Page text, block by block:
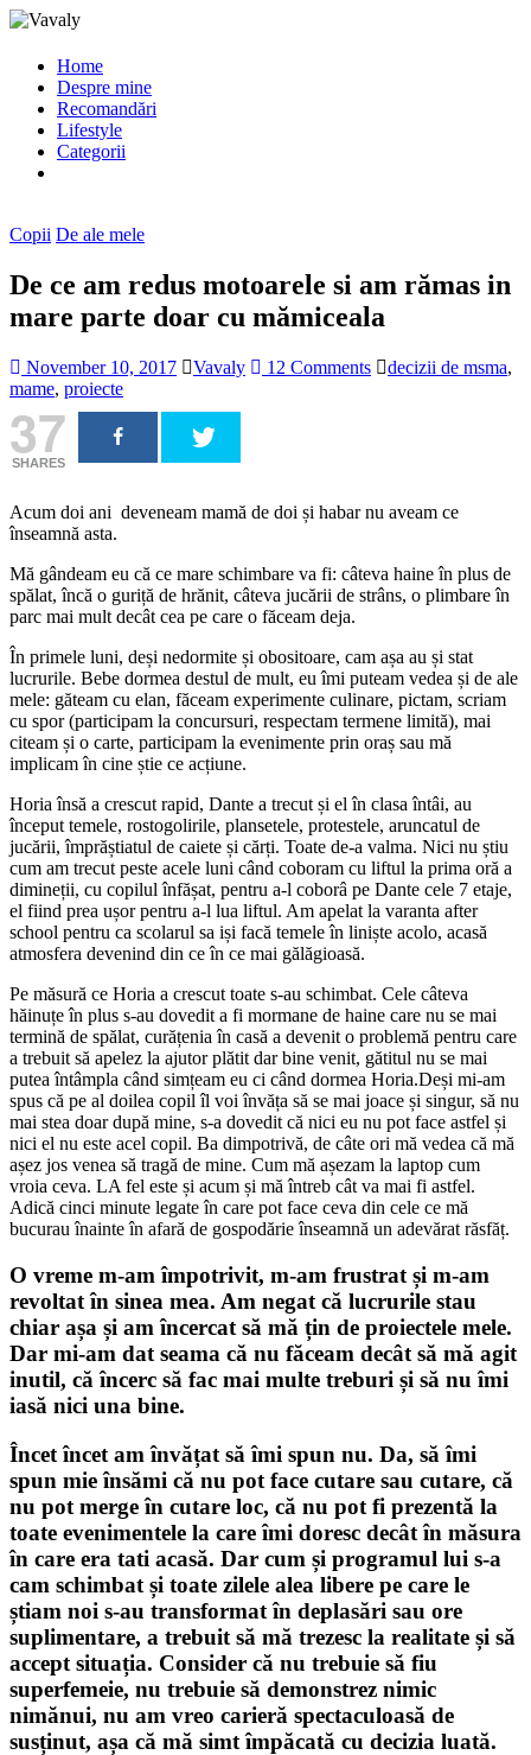
Home
Despre mine
Recomandări
Lifestyle
Categorii
Copii De ale mele
De ce am redus motoarele si am rămas in
mare parte doar cu mămiceala
November 10, 2017 Vavaly 12 Comments decizii de msma,
mame, proiecte
37
SHARES
Acum doi ani deveneam mamă de doi și habar nu aveam ce
înseamnă asta.
Mă gândeam eu că ce mare schimbare va fi: câteva haine în plus de
spălat, încă o guriță de hrănit, câteva jucării de strâns, o plimbare în
parc mai mult decât cea pe care o făceam deja.
În primele luni, deși nedormite și obositoare, cam așa au și stat
lucrurile. Bebe dormea destul de mult, eu îmi puteam vedea și de ale
mele: găteam cu elan, făceam experimente culinare, pictam, scriam
cu spor (participam la concursuri, respectam termene limită), mai
citeam și o carte, participam la evenimente prin oraș sau mă
implicam în cine știe ce acțiune.
Horia însă a crescut rapid, Dante a trecut și el în clasa întâi, au
început temele, rostogolirile, plansetele, protestele, aruncatul de
jucării, împrăștiatul de caiete și cărți. Toate de-a valma. Nici nu știu
cum am trecut peste acele luni când coboram cu liftul la prima oră a
dimineții, cu copilul înfășat, pentru a-l coborâ pe Dante cele 7 etaje,
el fiind prea ușor pentru a-l lua liftul. Am apelat la varanta after
school pentru ca scolarul sa iși facă temele în liniște acolo, acasă
atmosfera devenind din ce în ce mai gălăgioasă.
Pe măsură ce Horia a crescut toate s-au schimbat. Cele câteva
hăinuțe în plus s-au dovedit a fi mormane de haine care nu se mai
termină de spălat, curățenia în casă a devenit o problemă pentru care
a trebuit să apelez la ajutor plătit dar bine venit, gătitul nu se mai
putea întâmpla când simțeam eu ci când dormea Horia.Deși mi-am
spus că pe al doilea copil îl voi învăța să se mai joace și singur, să nu
mai stea doar după mine, s-a dovedit că nici eu nu pot face astfel și
nici el nu este acel copil. Ba dimpotrivă, de câte ori mă vedea că mă
așez jos venea să tragă de mine. Cum mă așezam la laptop cum
vroia ceva. LA fel este și acum și mă întreb cât va mai fi astfel.
Adică cinci minute legate în care pot face ceva din cele ce mă
bucurau înainte în afară de gospodărie înseamnă un adevărat răsfăț.
O vreme m-am împotrivit, m-am frustrat și m-am
revoltat în sinea mea. Am negat că lucrurile stau
chiar așa și am încercat să mă țin de proiectele mele.
Dar mi-am dat seama că nu făceam decât să mă agit
inutil, că încerc să fac mai multe treburi și să nu îmi
iasă nici una bine.
Încet încet am învățat să îmi spun nu. Da, să îmi
spun mie însămi că nu pot face cutare sau cutare, că
nu pot merge în cutare loc, că nu pot fi prezentă la
toate evenimentele la care îmi doresc decât în măsura
în care era tati acasă. Dar cum și programul lui s-a
cam schimbat și toate zilele alea libere pe care le
știam noi s-au transformat în deplasări sau ore
suplimentare, a trebuit să mă trezesc la realitate și să
accept situația. Consider că nu trebuie să fiu
superfemeie, nu trebuie să demonstrez nimic
nimănui, nu am vreo carieră spectaculoasă de
susținut, așa că mă simt împăcată cu decizia luată.